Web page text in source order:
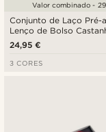
Conjunto de Laço Pré-
Lenço de Bolso
24,95 €
Valor combinado -
3 CORES